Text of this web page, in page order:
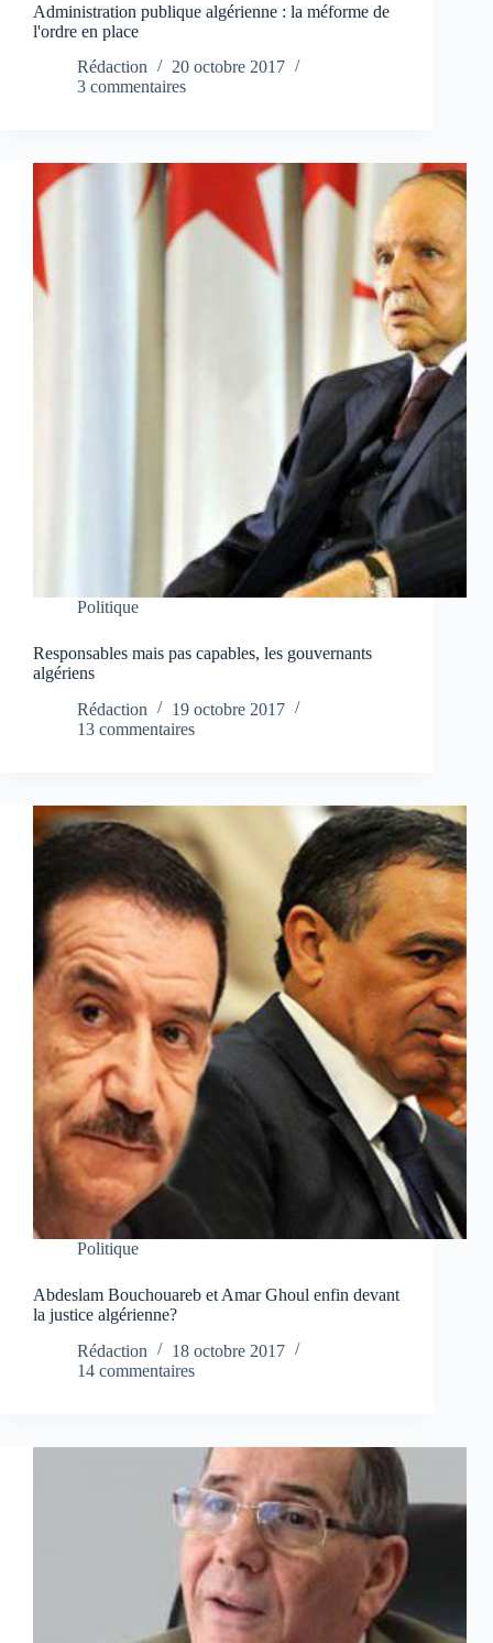
Administration publique algérienne : la méforme de
l'ordre en place
Rédaction
20 octobre 2017
3 commentaires
Politique
Responsables mais pas capables, les gouvernants
algériens
Rédaction
19 octobre 2017
13 commentaires
Politique
Abdeslam Bouchouareb et Amar Ghoul enfin devant
la justice algérienne?
Rédaction
18 octobre 2017
14 commentaires